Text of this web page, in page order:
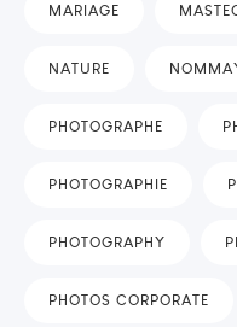
MARIAGE
NATURE
PHOTOGRAPHE
PHOTOGRAPHIE
PHOTOGRAPHY
PHOTOS CORPORATE